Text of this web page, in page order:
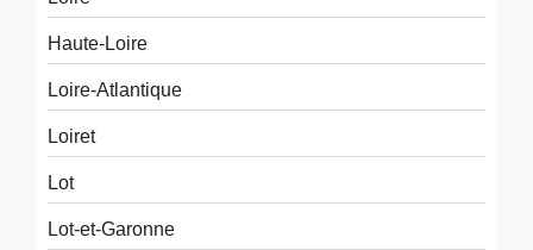
Haute-Loire
Loire-Atlantique
Loiret
Lot
Lot-et-Garonne